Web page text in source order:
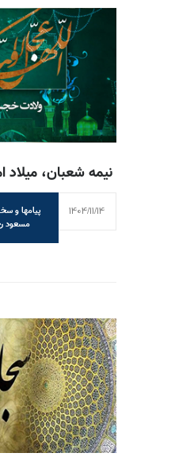
نیمه شعبان، میلاد
پیامها و
مسعود
1404/11/14